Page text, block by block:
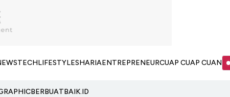
TECHLIFESTYLESHARIAENTREPRENEURCUAP CUAP CUAN
BERBUATBAIK.ID